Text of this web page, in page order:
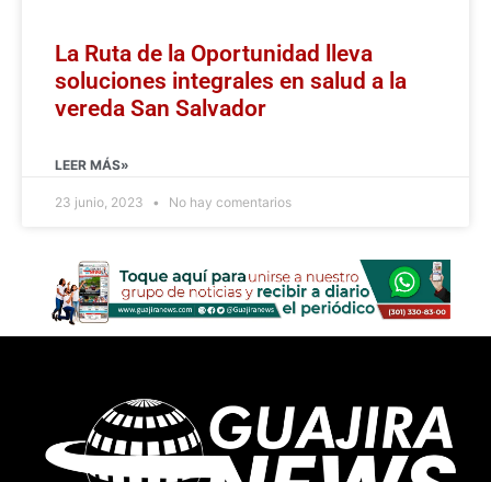
La Ruta de la Oportunidad lleva
soluciones integrales en salud a la
vereda San Salvador
LEER MÁS»
23 junio, 2023 No hay comentarios